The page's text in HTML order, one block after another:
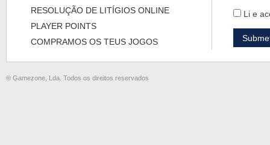
RESOLUÇÃO DE LITÍGIOS ONLINE
PLAYER POINTS
COMPRAMOS OS TEUS JOGOS
Li e
® Gamezone, Lda. Todos os direitos reservados